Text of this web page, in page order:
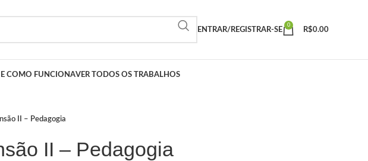
ENTRAR/REGISTRAR-SE
0
R$0.00
E COMO FUNCIONAVER TODOS OS TRABALHOS
II – Pedagogia
II – Pedagogia